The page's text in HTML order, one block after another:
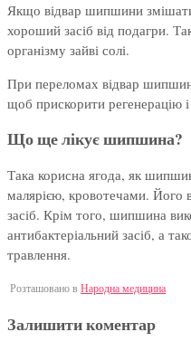
Якщо відвар шипшини
хороший засіб від подагри.
організму зайві солі.
При переломах відвар
щоб прискорити регенерацію
Що ще лікує шипшина?
Така корисна ягода, як
малярією, кровотечами. Його
засіб. Крім того, шипшина
антибактеріальний засіб, а
травлення.
Розташовано в Народна медицина
Залишити коментар